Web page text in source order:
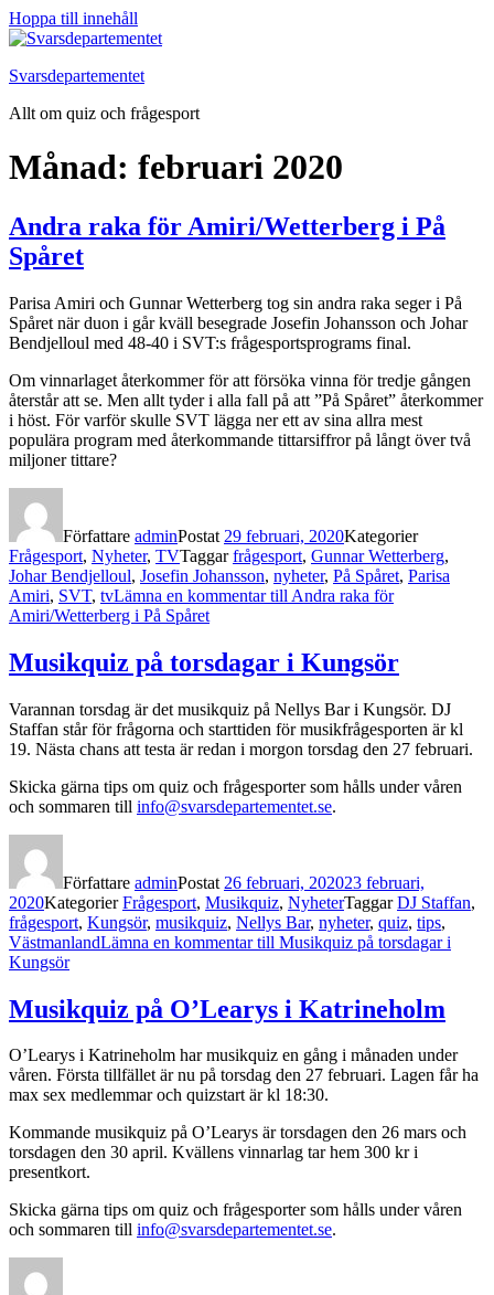
Hoppa till innehåll
Svarsdepartementet
Allt om quiz och frågesport
Månad: februari 2020
Andra raka för Amiri/Wetterberg i På
Spåret
Parisa Amiri och Gunnar Wetterberg tog sin andra raka seger i På
Spåret när duon i går kväll besegrade Josefin Johansson och Johar
Bendjelloul med 48-40 i SVT:s frågesportsprograms final.
Om vinnarlaget återkommer för att försöka vinna för tredje gången
återstår att se. Men allt tyder i alla fall på att ”På Spåret” återkommer
i höst. För varför skulle SVT lägga ner ett av sina allra mest
populära program med återkommande tittarsiffror på långt över två
miljoner tittare?
Författare adminPostat 29 februari, 2020Kategorier
Frågesport, Nyheter, TVTaggarfrågesport, Gunnar Wetterberg,
Johar Bendjelloul, Josefin Johansson, nyheter, På Spåret, Parisa
Amiri, SVT, tvLämna en kommentartill Andra raka för
Amiri/Wetterberg i På Spåret
Musikquiz på torsdagar i Kungsör
Varannan torsdag är det musikquiz på Nellys Bar i Kungsör. DJ
Staffan står för frågorna och starttiden för musikfrågesporten är kl
19. Nästa chans att testa är redan i morgon torsdag den 27 februari.
Skicka gärna tips om quiz och frågesporter som hålls under våren
och sommaren till info@svarsdepartementet.se.
Författare adminPostat 26 februari, 202023 februari,
2020KategorierFrågesport, Musikquiz, NyheterTaggarDJ Staffan,
frågesport, Kungsör, musikquiz, Nellys Bar, nyheter, quiz, tips,
VästmanlandLämna en kommentartill Musikquiz på torsdagar i
Kungsör
Musikquiz på O’Learys i Katrineholm
O’Learys i Katrineholm har musikquiz en gång i månaden under
våren. Första tillfället är nu på torsdag den 27 februari. Lagen får ha
max sex medlemmar och quizstart är kl 18:30.
Kommande musikquiz på O’Learys är torsdagen den 26 mars och
torsdagen den 30 april. Kvällens vinnarlag tar hem 300 kr i
presentkort.
Skicka gärna tips om quiz och frågesporter som hålls under våren
och sommaren till info@svarsdepartementet.se.